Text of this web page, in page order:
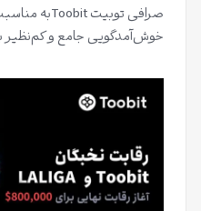
خوش‌آمدگویی جامع و کم‌نظیر